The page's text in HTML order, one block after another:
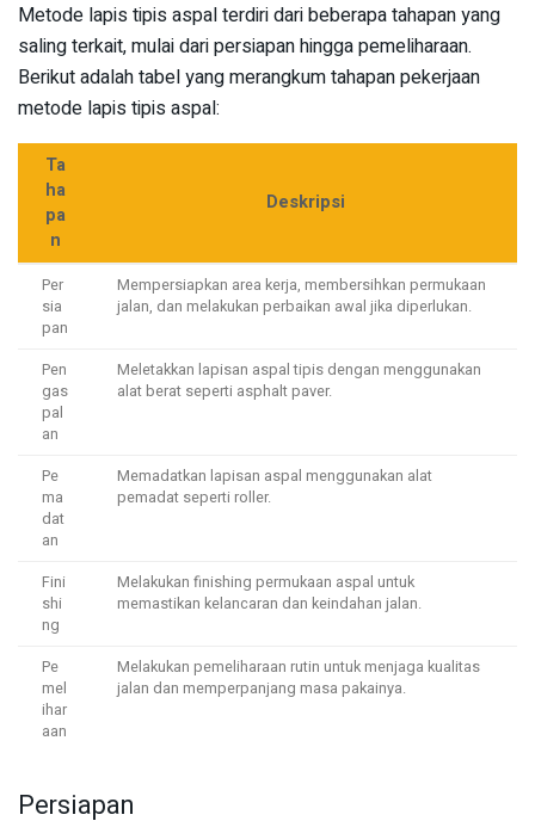
Metode lapis tipis aspal terdiri dari beberapa tahapan yang
saling terkait, mulai dari persiapan hingga pemeliharaan.
Berikut adalah tabel yang merangkum tahapan pekerjaan
metode lapis tipis aspal:
Ta
ha
pa
n
Deskripsi
Per
sia
pan
Mempersiapkan area kerja, membersihkan permukaan
jalan, dan melakukan perbaikan awal jika diperlukan.
Pen
gas
pal
an
Meletakkan lapisan aspal tipis dengan menggunakan
alat berat seperti asphalt paver.
Pe
ma
dat
an
Memadatkan lapisan aspal menggunakan alat
pemadat seperti roller.
Fini
shi
ng
Melakukan finishing permukaan aspal untuk
memastikan kelancaran dan keindahan jalan.
Pe
mel
ihar
aan
Melakukan pemeliharaan rutin untuk menjaga kualitas
jalan dan memperpanjang masa pakainya.
Persiapan